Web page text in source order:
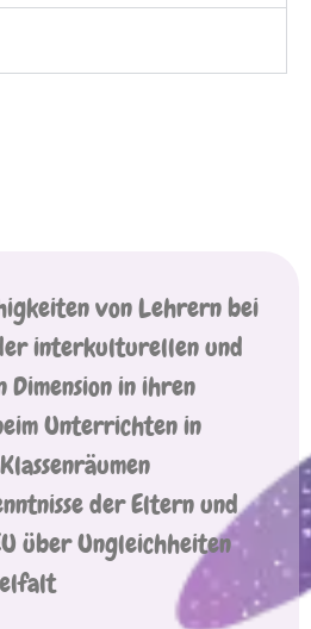
von Lehrern bei
interkulturellen und
in ihren
Unterrichten in
der Eltern und
über Ungleichheiten